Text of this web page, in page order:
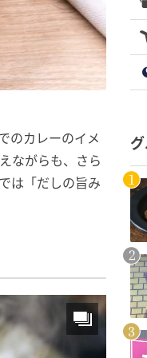
のカレーのイメ
ながらも、さら
は「だしの旨み